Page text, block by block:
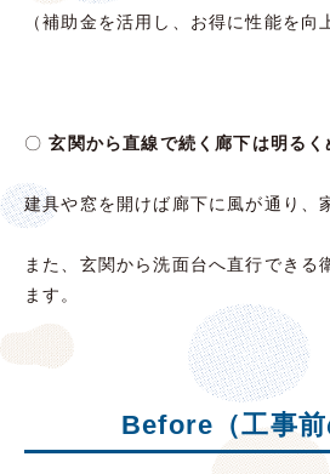
（補助金を活用し、お得に性能を向
〇玄関から直線で続く廊下は明る
建具や窓を開けば廊下に風が通り、
また、玄関から洗面台へ直行できる
ます。
Before（工事前